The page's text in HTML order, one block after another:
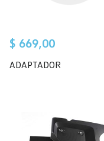
$ 669,00
ADAPTADOR